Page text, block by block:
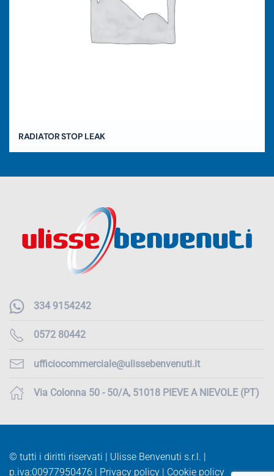
RADIATOR STOP LEAK
334 9154242
0572 80442
ufficiocommerciale@ulissebenvenuti.it
Via Colonna 50 - 50/A, 51018 PIEVE A NIEVOLE (PT)
© tutti i diritti riservati | Ulisse Benvenuti s.r.l. |
p.iva:00977950476 | Privacy policy Cookie policy